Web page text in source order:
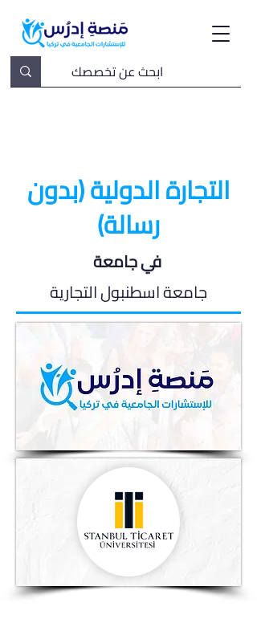
التجارة الدولية (بدون
رسالة)
في جامعة
جامعة اسطنبول التجارية